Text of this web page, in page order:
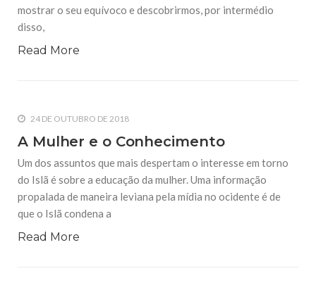
mostrar o seu equívoco e descobrirmos, por intermédio
disso,
Read More
24 DE OUTUBRO DE 2018
A Mulher e o Conhecimento
Um dos assuntos que mais despertam o interesse em torno
do Islã é sobre a educação da mulher. Uma informação
propalada de maneira leviana pela mídia no ocidente é de
que o Islã condena a
Read More